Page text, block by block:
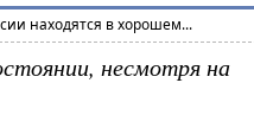
находятся в хорошем...
несмотря на